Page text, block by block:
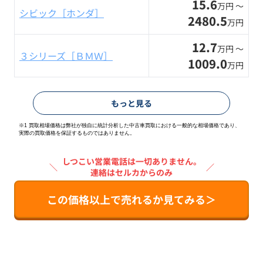
シビック［ホンダ］ 15.6万円 〜
2480.5万円
３シリーズ［ＢＭＷ］ 12.7万円 〜
1009.0万円
もっと見る
※1 買取相場価格は弊社が独自に統計分析した中古車買取における一般的な相場価格であり、
実際の買取価格を保証するものではありません。
＼ しつこい営業電話は一切ありません。
連絡はセルカからのみ
／
この価格以上で売れるか見てみる＞